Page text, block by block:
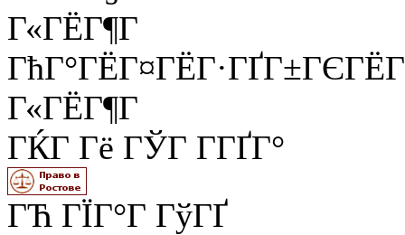
Г«ГЁГ¶Г
Г«ГЁГ¶Г
ГЌГ Гё ГЎГ Г­ГҐГ°
ГЋ ГЇГ°Г ГўГҐ